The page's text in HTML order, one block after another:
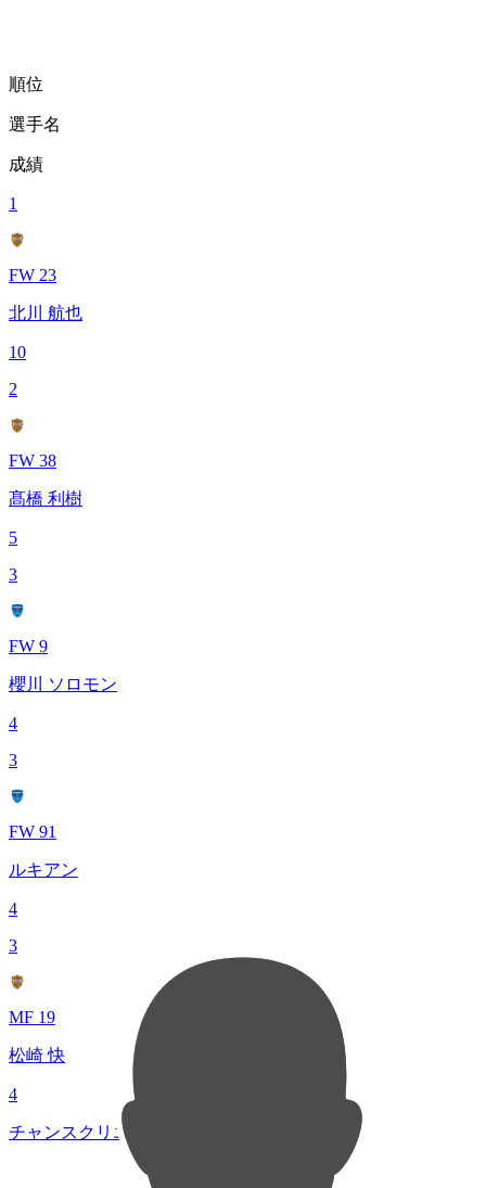
順位
選手名
成績
1
FW 23
北川 航也
10
2
FW 38
髙橋 利樹
5
3
FW 9
櫻川 ソロモン
4
3
FW 91
ルキアン
4
3
MF 19
松崎 快
4
チャンスクリエイト総数